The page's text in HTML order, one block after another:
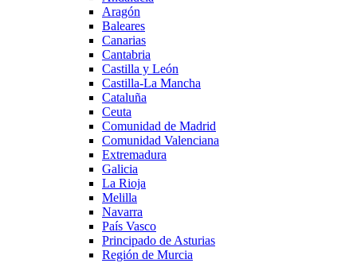
Aragón
Baleares
Canarias
Cantabria
Castilla y León
Castilla-La Mancha
Cataluña
Ceuta
Comunidad de Madrid
Comunidad Valenciana
Extremadura
Galicia
La Rioja
Melilla
Navarra
País Vasco
Principado de Asturias
Región de Murcia